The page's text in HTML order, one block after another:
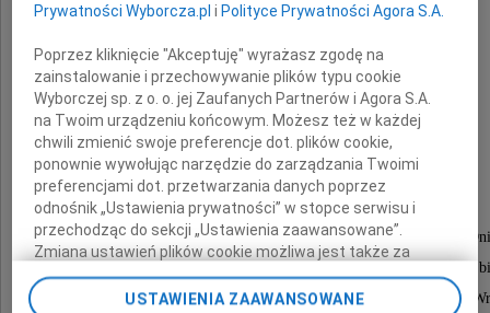
prof. dr hab.
Adam Górski
żołnierz BCh i AK w okręgu nowosądeckim, ps.
specjalista informacji naukowo-technicznej, spraw patentowych i
wykładowca uniwersytetów w Poznaniu, Szczecinie i
Prywatności Wyborcza.pl i Polityce Prywatności Agora S.A.
Poprzez kliknięcie "Akceptuję" wyrażasz zgodę na
zainstalowanie i przechowywanie plików typu cookie
Wyborczej sp. z o. o. jej Zaufanych Partnerów i Agora S.A.
na Twoim urządzeniu końcowym. Możesz też w każdej
chwili zmienić swoje preferencje dot. plików cookie,
ponownie wywołując narzędzie do zarządzania Twoimi
preferencjami dot. przetwarzania danych poprzez
odnośnik „Ustawienia prywatności” w stopce serwisu i
przechodząc do sekcji „Ustawienia zaawansowane”.
Zmiana ustawień plików cookie możliwa jest także za
pomocą ustawień przeglądarki.
USTAWIENIA ZAAWANSOWANE